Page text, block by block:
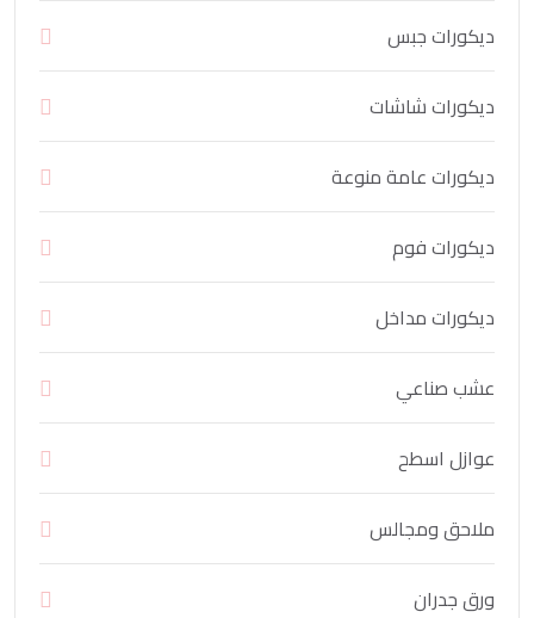
ديكورات جبس
ديكورات شاشات
ديكورات عامة منوعة
ديكورات فوم
ديكورات مداخل
عشب صناعي
عوازل اسطح
ملاحق ومجالس
ورق جدران